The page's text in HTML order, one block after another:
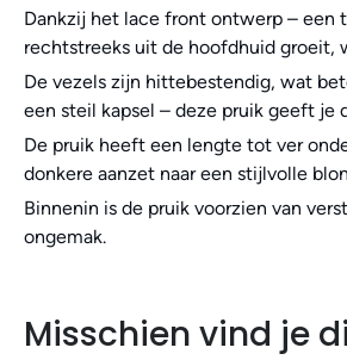
Dankzij het lace front ontwerp – een
rechtstreeks uit de hoofdhuid groeit,
De vezels zijn hittebestendig, wat
een steil kapsel – deze pruik geeft je
De pruik heeft een lengte tot ver
donkere aanzet naar een stijlvolle
Binnenin is de pruik voorzien van
ongemak.
Misschien vind je